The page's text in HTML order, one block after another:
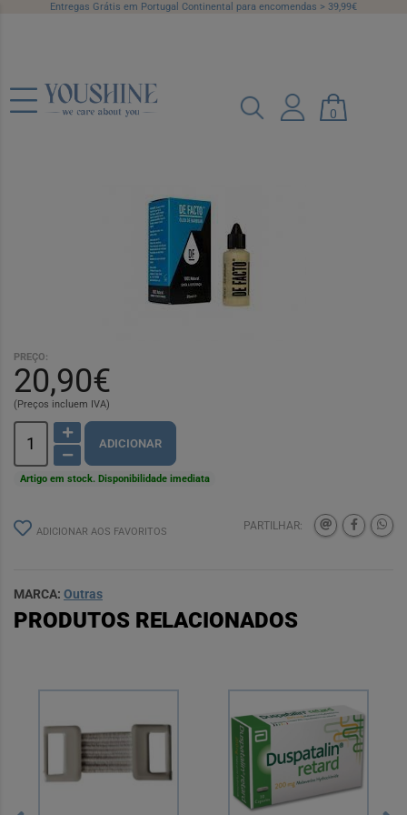
Entregas Grátis em Portugal Continental para encomendas > 39,99€
0
De Facto Ol Barbear 25Ml
PREÇO:
20,90€
(Preços incluem IVA)
ADICIONAR
Artigo em stock. Disponibilidade imediata
ADICIONAR AOS FAVORITOS PARTILHAR:
MARCA: Outras
PRODUTOS RELACIONADOS